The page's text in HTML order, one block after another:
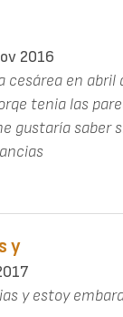
2016
cesárea en abril
tenia las
gustaría saber
y
y estoy